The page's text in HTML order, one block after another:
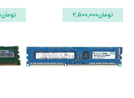
تومان۲,۵۰۰,۰۰۰ تومان